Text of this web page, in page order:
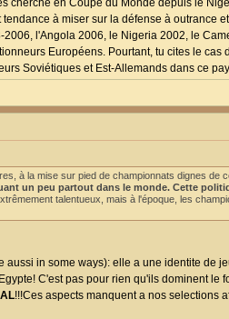
cherche en Coupe du Monde depuis le
à miser sur la défense à outrance
l'Angola 2006, le Nigeria 2002, le
Européens. Pourtant, tu cites le cas
Soviétiques et Est-Allemands dans ce
à la mise sur pied de championnats dignes de
un peu partout dans le monde. Cette
talentueux, mais à l'époque, les
in some ways): elle a une identite de
C'est pas pour rien qu'ils dominent le
!!!Ces aspects manquent a nos selections